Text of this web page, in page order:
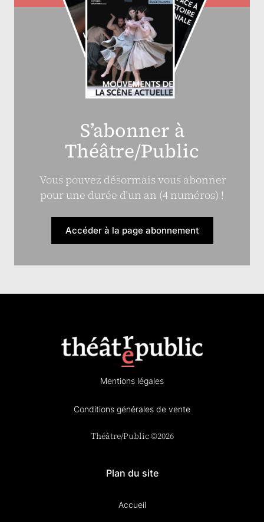
S’abonner à
Théâtre/Public
Vous pouvez désormais vous abonner
pour une durée d’un an (4 numéros) !
Accéder à la page abonnement
Mentions légales
Conditions générales de vente
Théâtre/Public ©2026
Plan du site
Accueil